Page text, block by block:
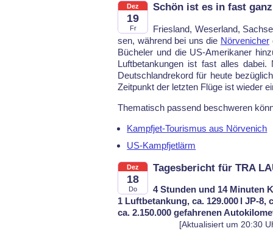
Dez
19
Fr
Schön ist es in fast
Fries­land, We­ser­land,
sen, während bei uns die Nör­ve­ni­cher
Büche­ler und die US-Ame­ri­ka­ner
Luft­be­tan­kun­gen ist fast al­les
Deutsch­land­re­kord für heu­te
Zeit­punkt der letz­ten Flü­ge ist wie­der
The­ma­tisch pas­send be­schwe­ren
Kampfjet-Tourismus aus Nörvenich
US-Kampfjetlärm
Dez
18
Do
Tagesbericht für TRA
4 Stunden und 14 Minuten
1 Luftbetankung, ca. 129.000 l JP-8,
ca. 2.150.000 gefahrenen
[Aktualisiert um 20:30